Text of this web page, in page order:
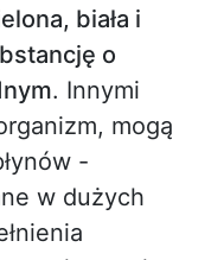
biała i
o
. Innymi
mogą
-
w dużych